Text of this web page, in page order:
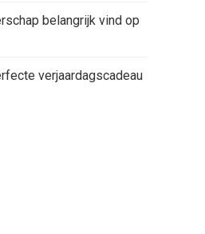
belangrijk vind op
verjaardagscadeau